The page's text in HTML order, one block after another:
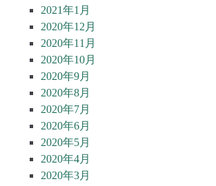
2021年1月
2020年12月
2020年11月
2020年10月
2020年9月
2020年8月
2020年7月
2020年6月
2020年5月
2020年4月
2020年3月